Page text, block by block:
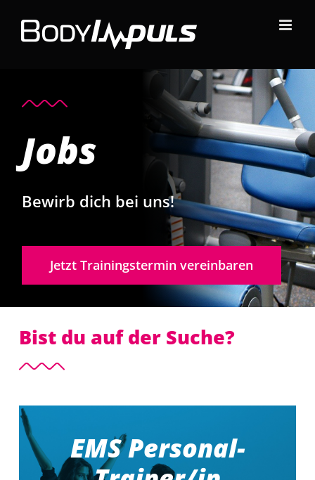
Inhalt
Jobs
Bewirb dich bei uns!
Jetzt Trainingstermin vereinbaren
Bist du auf der Suche?
EMS Personal-